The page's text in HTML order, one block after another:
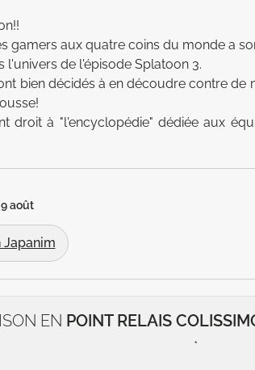
gamers aux quatre coins du monde a
l'univers de l'épisode Splatoon 3.
bien décidés à en découdre contre
droit à "l'encyclopédie" dédiée aux
août
Japanim
EN POINT RELAIS
*